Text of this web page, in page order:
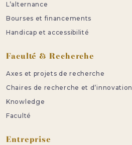
L’alternance
Bourses et financements
Handicap et accessibilité
Faculté & Recherche
Axes et projets de recherche
Chaires de recherche et d’innovation
Knowledge
Faculté
Entreprise